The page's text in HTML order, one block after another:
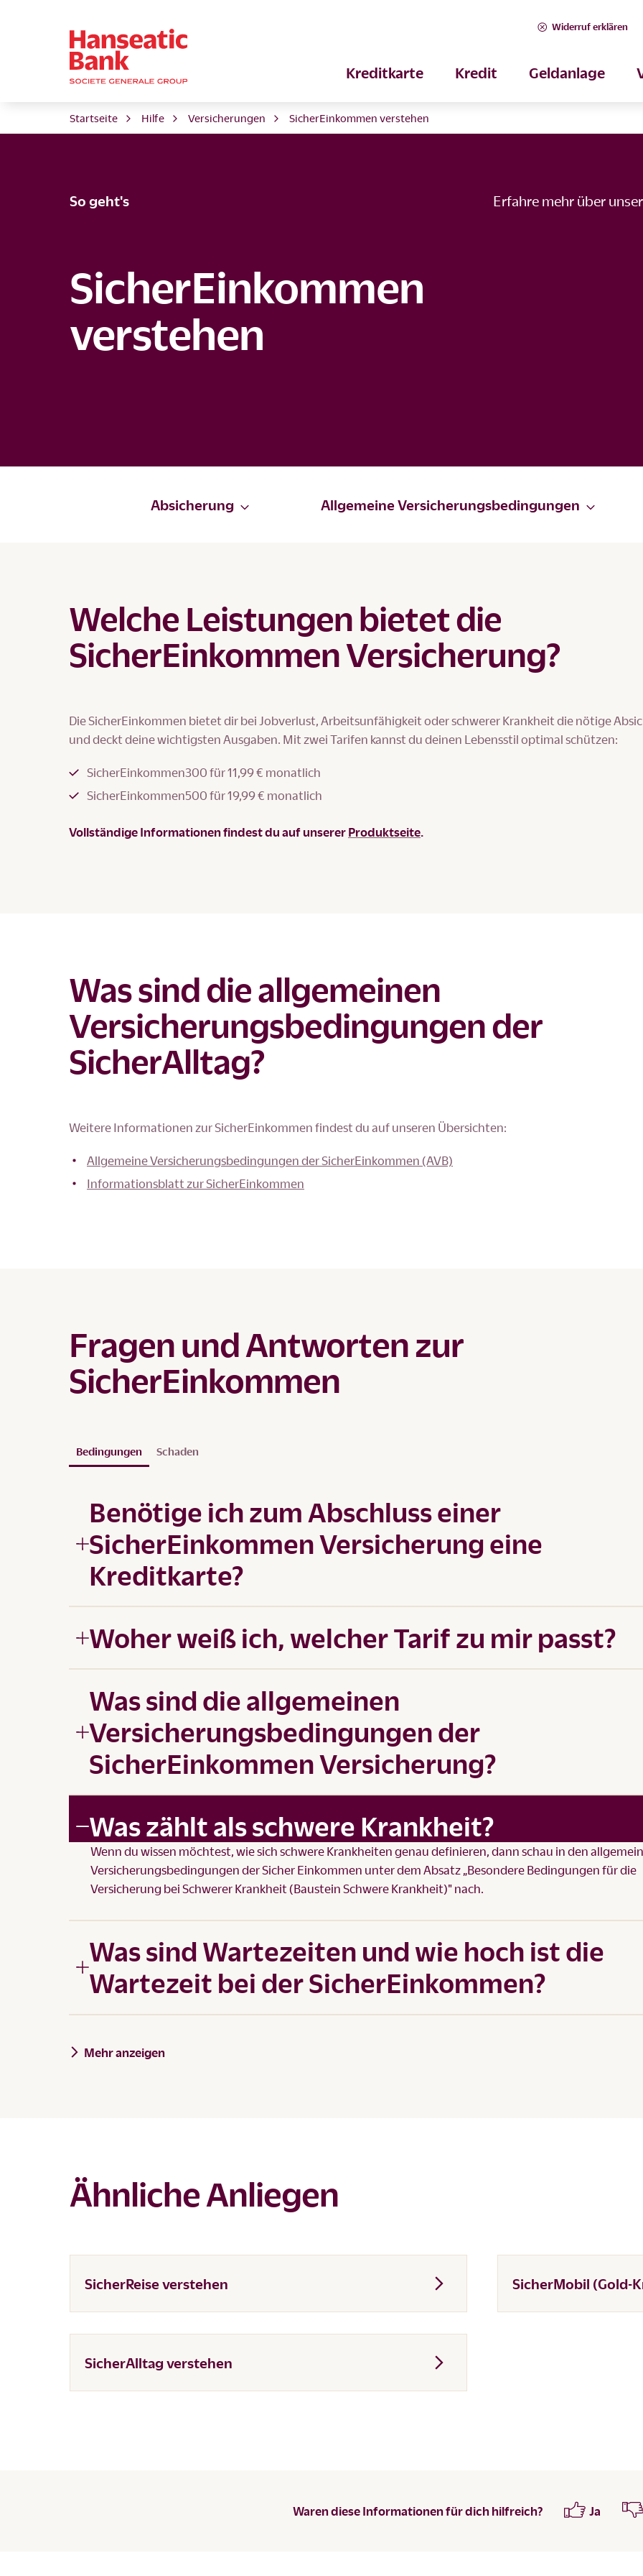
Widerruf erklären
Kreditkarte Kredit Geldanlage
Startseite Hilfe Versicherungen SicherEinkommen verstehen
So geht's
SicherEinkommen
verstehen
Erfahre mehr über
Absicherung Allgemeine Versicherungsbedingungen
Welche Leistungen bietet die
SicherEinkommen Versicherung?
Die SicherEinkommen bietet dir bei Jobverlust, Arbeitsunfähigkeit oder schwerer Krankheit die nötige
und deckt deine wichtigsten Ausgaben. Mit zwei Tarifen kannst du deinen Lebensstil optimal schützen:
SicherEinkommen300 für 11,99 € monatlich
SicherEinkommen500 für 19,99 € monatlich
Vollständige Informationen findest du auf unserer Produktseite.
Was sind die allgemeinen
Versicherungsbedingungen der
SicherAlltag?
Weitere Informationen zur SicherEinkommen findest du auf unseren Übersichten:
Allgemeine Versicherungsbedingungen der SicherEinkommen (AVB)
Informationsblatt zur SicherEinkommen
Fragen und Antworten zur
SicherEinkommen
Bedingungen Schaden
Benötige ich zum Abschluss einer
SicherEinkommen Versicherung eine
Kreditkarte?
Woher weiß ich, welcher Tarif zu mir passt?
Was sind die allgemeinen
Versicherungsbedingungen der
SicherEinkommen Versicherung?
Was zählt als schwere Krankheit?
Wenn du wissen möchtest, wie sich schwere Krankheiten genau definieren, dann schau in den
Versicherungsbedingungen der Sicher Einkommen unter dem Absatz „Besondere Bedingungen für die
Versicherung bei Schwerer Krankheit (Baustein Schwere Krankheit)" nach.
Was sind Wartezeiten und wie hoch ist die
Wartezeit bei der SicherEinkommen?
Mehr anzeigen
Ähnliche Anliegen
SicherReise verstehen SicherMobil (Gold-
SicherAlltag verstehen
Waren diese Informationen für dich hilfreich? Ja